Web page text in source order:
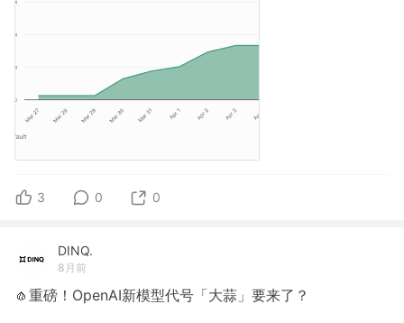
3 0 0
DINQ.
8月前
🧄重磅！OpenAI新模型代号「大蒜」要来了？